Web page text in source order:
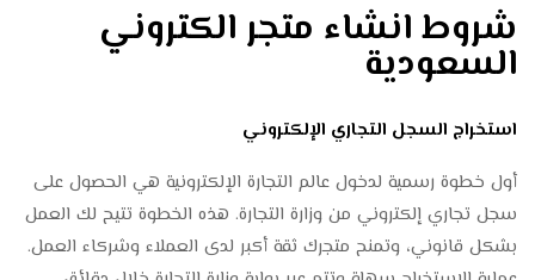
شروط انشاء متجر الكتروني
السعودية
استخراج السجل التجاري الإلكتروني
أول خطوة رسمية لدخول عالم التجارة الإلكترونية هي الحصول على
سجل تجاري إلكتروني من وزارة التجارة. هذه الخطوة تتيح لك العمل
بشكل قانوني، وتمنح متجرك ثقة أكبر لدى العملاء وشركاء العمل.